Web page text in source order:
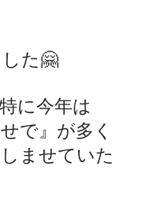
た🤗
に今年は
で』が多く
ませていた